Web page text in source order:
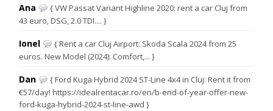
Ana
{ VW Passat Variant Highline 2020: rent a car Cluj from
43 euro, DSG, 2.0 TDI.... }
Ionel
{ Rent a car Cluj Airport: Skoda Scala 2024 from 25
euros. New Model (2024): Comfort,... }
Dan
{ Ford Kuga Hybrid 2024 ST-Line 4x4 in Cluj: Rent it from
€57/day! https://idealrentacar.ro/en/b-end-of-year-offer-new-
ford-kuga-hybrid-2024-st-line-awd }